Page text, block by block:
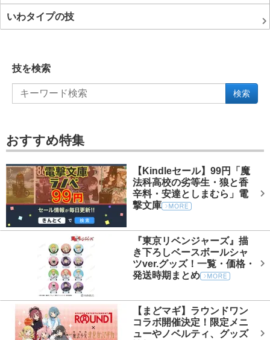
いわタイプの技
技を検索
検索
おすすめ特集
【Kindleセール】99円「魔
法科高校の劣等生・狼と香
辛料・安達としまむら」電
撃文庫
『東京リベンジャーズ』描
き下ろしベースボールシャ
ツver.グッズ！一覧・価格・
発送時期まとめ
【まどマギ】ラウンドワン
コラボ開催決定！限定メニ
ューやノベルティ、グッズ